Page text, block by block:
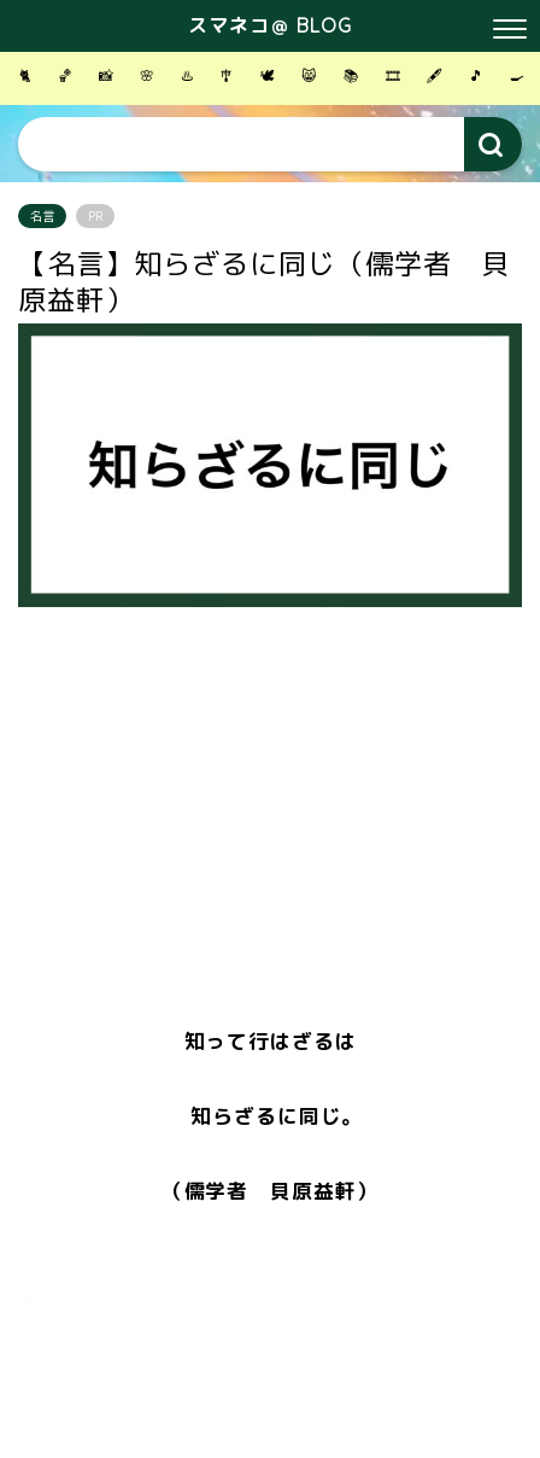
スマネコ＠ BLOG
🐈 🏀 📸 🌸 ♨️ 🎐 🕊 😸 📚 🎞 🖋 🎵 🍳
名言 PR
【名言】知らざるに同じ（儒学者 貝
原益軒）
知って行はざるは
知らざるに同じ。
（儒学者 貝原益軒）